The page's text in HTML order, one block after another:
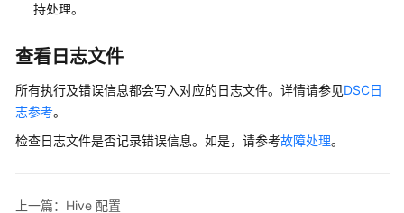
持处理。
查看日志文件
所有执行及错误信息都会写入对应的日志文件。详情请参见DSC日
志参考。
检查日志文件是否记录错误信息。如是，请参考故障处理。
上一篇：Hive 配置